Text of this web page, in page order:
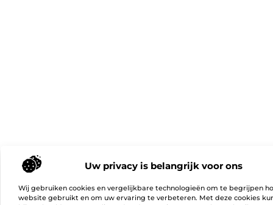
Uw privacy is belangrijk voor ons
Wij gebruiken cookies en vergelijkbare technologieën om te begrijpen
website gebruikt en om uw ervaring te verbeteren. Met deze cookies